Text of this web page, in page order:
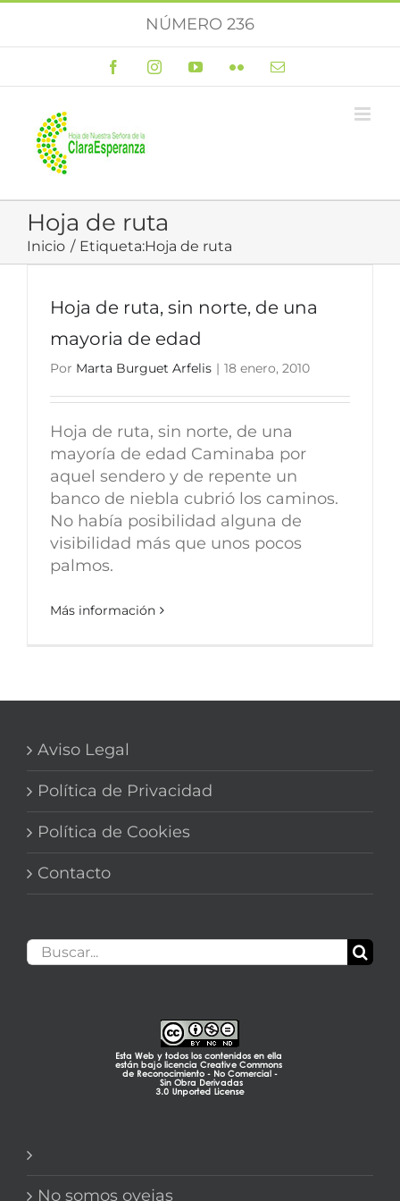
NÚMERO 236
FacebookInstagramYouTubeFlickr Correo
Hoja de ruta
Inicio Etiqueta:Hoja de ruta
Hoja de ruta, sin norte, de una
mayoria de edad
Por Marta Burguet Arfelis | 18 enero, 2010
Hoja de ruta, sin norte, de una
mayoría de edad Caminaba por
aquel sendero y de repente un
banco de niebla cubrió los caminos.
No había posibilidad alguna de
visibilidad más que unos pocos
palmos.
Más información
Aviso Legal
Política de Privacidad
Política de Cookies
Contacto
Buscar:
No somos ovejas